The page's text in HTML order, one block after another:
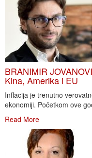
BRANIMIR
Kina, Amerika i EU
Inflacija je trenutno
ekonomiji. Početkom ove
Read More